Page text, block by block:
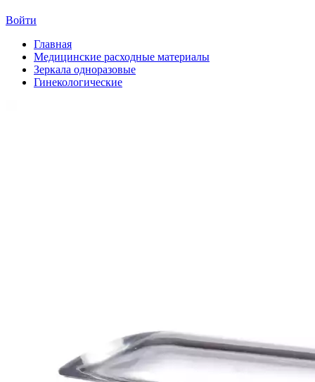
Войти
Главная
Медицинские расходные материалы
Зеркала одноразовые
Гинекологические